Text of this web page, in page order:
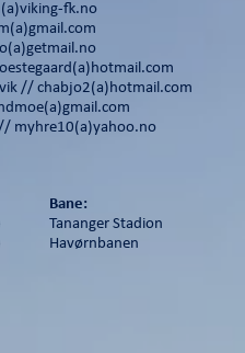
fk.no
// chabjo2(a)hotmail.com
myhre10(a)yahoo.no
Bane:
Tananger Stadion
Havørnbanen